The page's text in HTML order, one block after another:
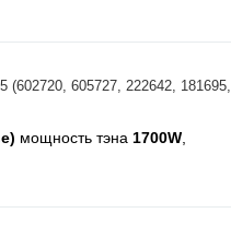
605727, 222642, 181695,
мощность тэна 1700W